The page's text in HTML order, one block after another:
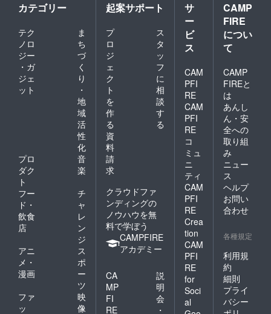
カテゴリー
テク
ノロ
ジー
・ガ
ジェ
ット
ま
ち
づ
く
り
・
地
域
活
性
化
プロ
ダク
ト
音
楽
フー
ド・
飲食
店
チ
ャ
レ
ン
ジ
アニ
メ・
漫画
ス
ポ
ー
ツ
ファ
ッ
映
像
起案サポート
プ
ロ
ジ
ェ
ク
ト
を
作
る
ス
タ
ッ
フ
に
相
談
す
る
資
料
請
求
クラウドファ
ンディングの
ノウハウを無
料で学ぼう
CAMPFIRE
アカデミー
CA
MP
FI
RE
説
明
会
・
サ
ー
ビ
ス
CAM
PFI
RE
CAM
PFI
RE
コ
ミュ
ニ
ティ
CAM
PFI
RE
Crea
tion
CAM
PFI
RE
for
Soci
al
CAMP
FIRE
につい
て
CAMP
FIREと
は
あんし
ん・安
全への
取り組
み
ニュー
ス
ヘルプ
お問い
合わせ
各種規定
利用規
約
細則
プライ
バシー